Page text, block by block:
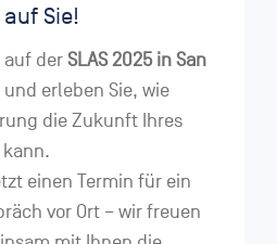
Sie!
auf derSLAS 2025 in San
und erleben Sie, wie
die Zukunft Ihres
kann.
einen Termin für ein
vor Ort – wir freuen